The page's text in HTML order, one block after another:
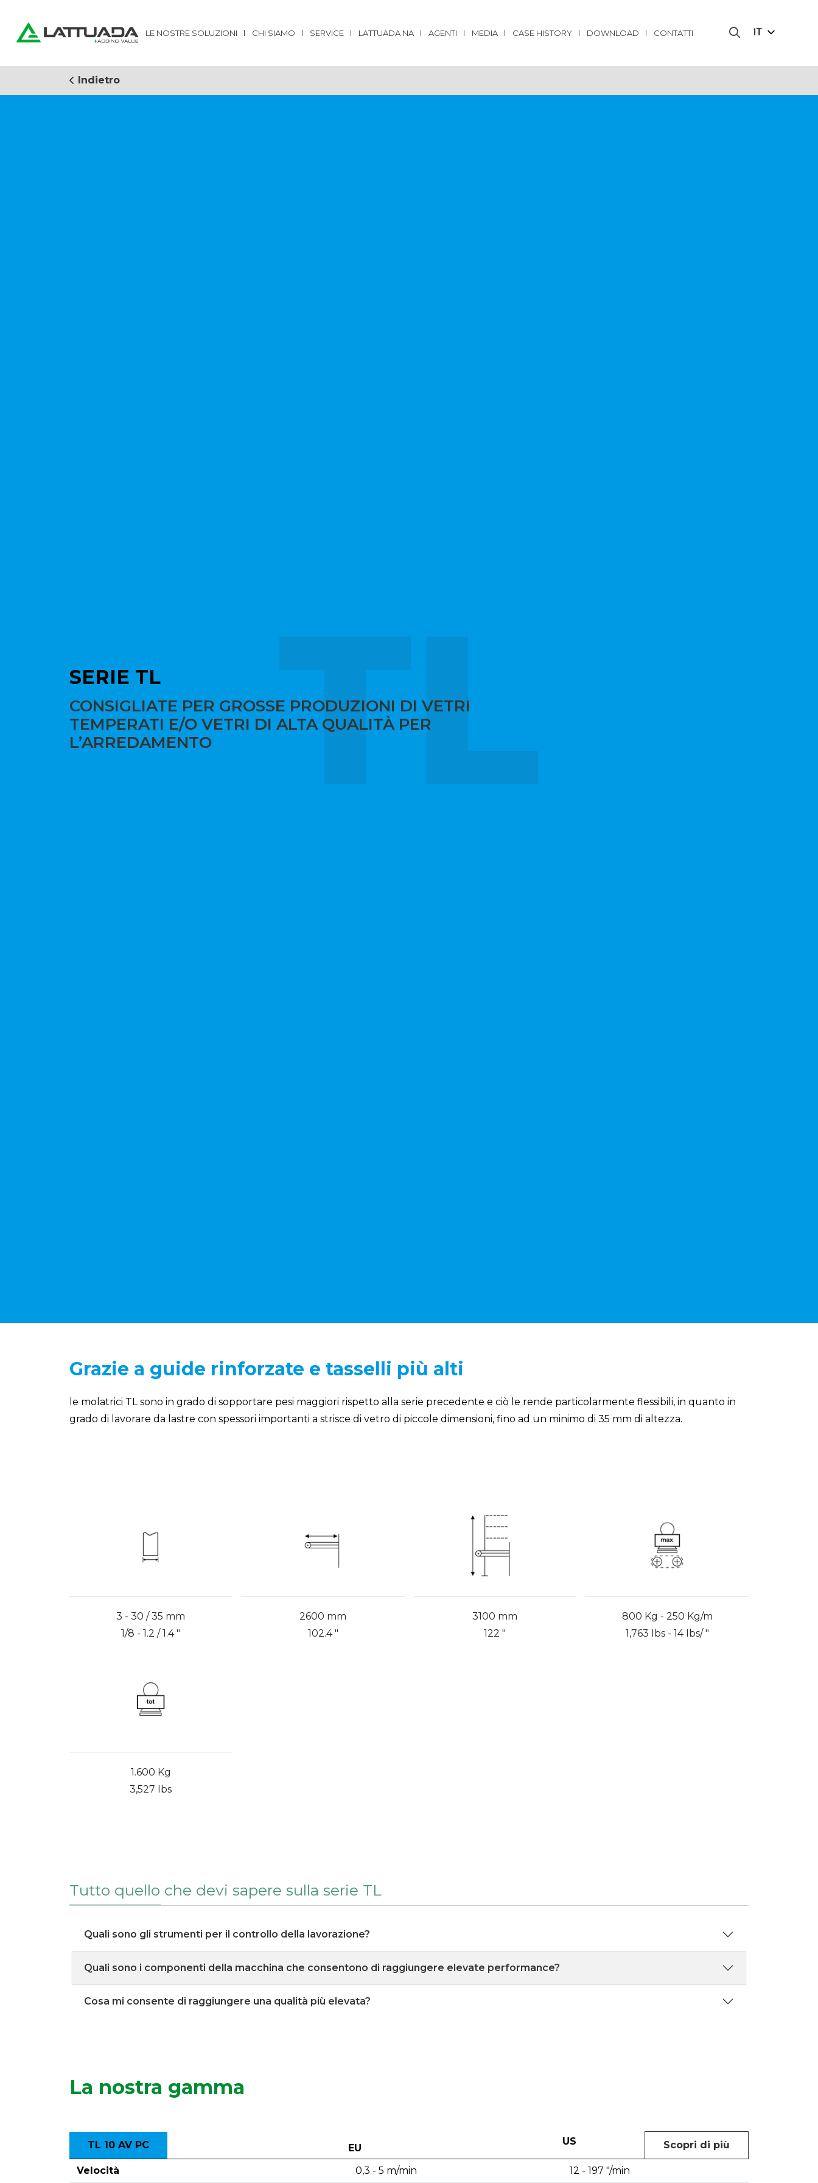
LE NOSTRE SOLUZIONI CHI SIAMO SERVICE LATTUADA NA AGENTI MEDIA CASE HISTORY DOWNLOAD CONTATTI IT
Indietro
TL
SERIE TL
CONSIGLIATE PER GROSSE PRODUZIONI DI VETRI
TEMPERATI E/O VETRI DI ALTA QUALITÀ PER
L’ARREDAMENTO
Grazie a guide rinforzate e tasselli più alti
le molatrici TL sono in grado di sopportare pesi maggiori rispetto alla serie precedente e ciò le rende particolarmente flessibili, in quanto in
grado di lavorare da lastre con spessori importanti a strisce di vetro di piccole dimensioni, fino ad un minimo di 35 mm di altezza.
3 - 30 / 35 mm
1/8 - 1.2 / 1.4 "
2600 mm
102.4 "
3100 mm
122 "
800 Kg - 250 Kg/m
1,763 Ibs - 14 Ibs/ "
1.600 Kg
3,527 Ibs
Tutto quello che devi sapere sulla serie TL
Quali sono gli strumenti per il controllo della lavorazione?
Quali sono i componenti della macchina che consentono di raggiungere elevate performance?
Cosa mi consente di raggiungere una qualità più elevata?
La nostra gamma
TL 10 AV PC EU
US Scopri di più
Velocità 0,3 - 5 m/min 12 - 197 "/min